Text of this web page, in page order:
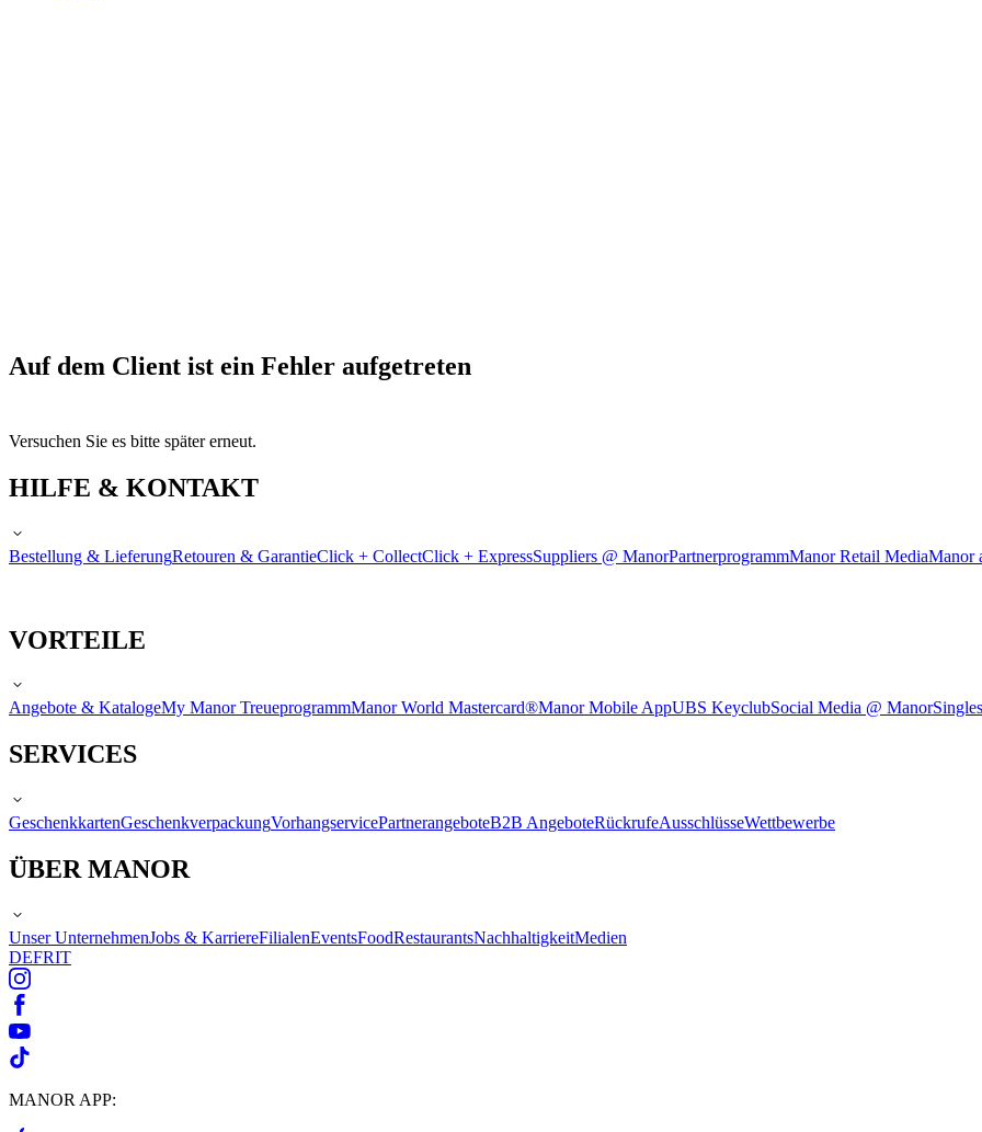
Auf dem Client ist ein Fehler aufgetreten
Versuchen Sie es bitte später erneut.
HILFE & KONTAKT
Bestellung & LieferungRetouren & GarantieClick + CollectClick + ExpressSuppliers @ ManorPartnerprogrammManor Retail MediaManor
VORTEILE
Angebote & KatalogeMy Manor TreueprogrammManor World Mastercard®Manor Mobile AppUBS KeyclubSocial Media @ Manor
SERVICES
GeschenkkartenGeschenkverpackungVorhangservicePartnerangeboteB2B AngeboteRückrufeAusschlüsseWettbewerbe
ÜBER MANOR
Unser UnternehmenJobs & KarriereFilialenEventsFoodRestaurantsNachhaltigkeitMedien
DEFRIT
MANOR APP: